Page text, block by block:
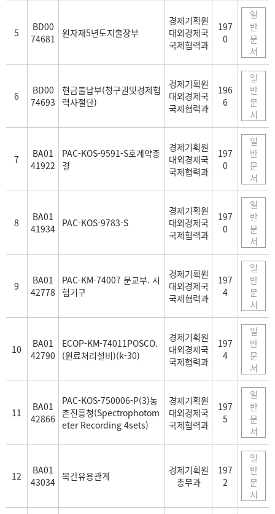
5
BD00
74681 원자재5년도지출장부
경제기획원
대외경제국
국제협력과
197
0
일
반
문
서
6
BD00
74693
현금출납부(청구권및경제협
력사절단)
경제기획원
대외경제국
국제협력과
196
6
일
반
문
서
7
BA01
41922
PAC-KOS-9591-S호계약종
결
경제기획원
대외경제국
국제협력과
197
0
일
반
문
서
8
BA01
41934 PAC-KOS-9783-S
경제기획원
대외경제국
국제협력과
197
0
일
반
문
서
9
BA01
42778
PAC-KM-74007 문교부. 시
험기구
경제기획원
대외경제국
국제협력과
197
4
일
반
문
서
10
BA01
42790
ECOP-KM-74011POSCO.
(원료처리설비)(k-30)
경제기획원
대외경제국
국제협력과
197
4
일
반
문
서
11
BA01
42866
PAC-KOS-750006-P(3)농
촌진흥청(Spectrophotom
eter Recording 4sets)
경제기획원
대외경제국
국제협력과
197
5
일
반
문
서
12
BA01
43034 목간유용관계
경제기획원
총무과
197
2
일
반
문
서